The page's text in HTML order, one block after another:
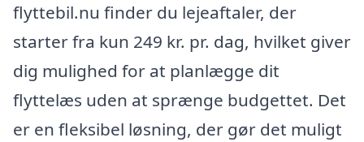
flyttebil.nu finder du lejeaftaler, der
starter fra kun 249 kr. pr. dag, hvilket giver
dig mulighed for at planlægge dit
flyttelæs uden at sprænge budgettet. Det
er en fleksibel løsning, der gør det muligt